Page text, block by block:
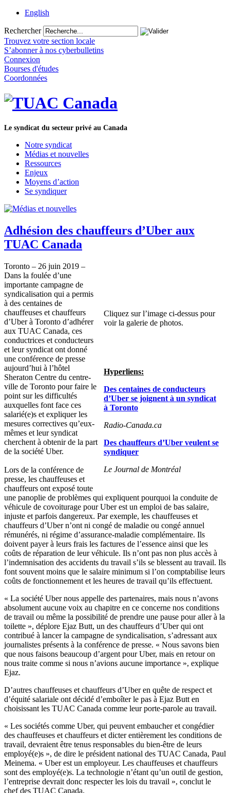
English
Rechercher
Trouvez votre section locale
S’abonner à nos cyberbulletins
Connexion
Bourses d'études
Coordonnées
Le syndicat du secteur privé au Canada
Notre syndicat
Médias et nouvelles
Ressources
Enjeux
Moyens d’action
Se syndiquer
Adhésion des chauffeurs d’Uber aux
TUAC Canada
Cliquez sur l’image ci-dessus pour
voir la galerie de photos.
Hyperliens:
Des centaines de conducteurs
d’Uber se joignent à un syndicat
à Toronto
Radio-Canada.ca
Des chauffeurs d’Uber veulent se
syndiquer
Le Journal de Montréal
Toronto – 26 juin 2019 –
Dans la foulée d’une
importante campagne de
syndicalisation qui a permis
à des centaines de
chauffeuses et chauffeurs
d’Uber à Toronto d’adhérer
aux TUAC Canada, ces
conductrices et conducteurs
et leur syndicat ont donné
une conférence de presse
aujourd’hui à l’hôtel
Sheraton Centre du centre-
ville de Toronto pour faire le
point sur les difficultés
auxquelles font face ces
salarié(e)s et expliquer les
mesures correctives qu’eux-
mêmes et leur syndicat
cherchent à obtenir de la part
de la société Uber.
Lors de la conférence de
presse, les chauffeuses et
chauffeurs ont exposé toute
une panoplie de problèmes qui expliquent pourquoi la conduite de
véhicule de covoiturage pour Uber est un emploi de bas salaire,
injuste et parfois dangereux. Par exemple, les chauffeuses et
chauffeurs d’Uber n’ont ni congé de maladie ou congé annuel
rémunérés, ni régime d’assurance-maladie complémentaire. Ils
doivent payer à leurs frais les factures de l’essence ainsi que les
coûts de réparation de leur véhicule. Ils n’ont pas non plus accès à
l’indemnisation des accidents du travail s’ils se blessent au travail. Ils
font souvent moins que le salaire minimum si l’on comptabilise leurs
coûts de fonctionnement et les heures de travail qu’ils effectuent.
« La société Uber nous appelle des partenaires, mais nous n’avons
absolument aucune voix au chapitre en ce concerne nos conditions
de travail ou même la possibilité de prendre une pause pour aller à la
toilette », déplore Ejaz Butt, un des chauffeurs d’Uber qui ont
contribué à lancer la campagne de syndicalisation, s’adressant aux
journalistes présents à la conférence de presse. « Nous savons bien
que nous faisons beaucoup d’argent pour Uber, mais en retour on
nous traite comme si nous n’avions aucune importance », explique
Ejaz.
D’autres chauffeuses et chauffeurs d’Uber en quête de respect et
d’équité salariale ont décidé d’emboîter le pas à Ejaz Butt en
choisissant les TUAC Canada comme leur porte-parole au travail.
« Les sociétés comme Uber, qui peuvent embaucher et congédier
des chauffeuses et chauffeurs et dicter entièrement les conditions de
travail, devraient être tenus responsables du bien-être de leurs
employé(e)s », de dire le président national des TUAC Canada, Paul
Meinema. « Uber est un employeur. Les chauffeuses et chauffeurs
sont des employé(e)s. La technologie n’étant qu’un outil de gestion,
l’entreprise devrait donc respecter les lois du travail », conclut le
chef des TUAC Canada.